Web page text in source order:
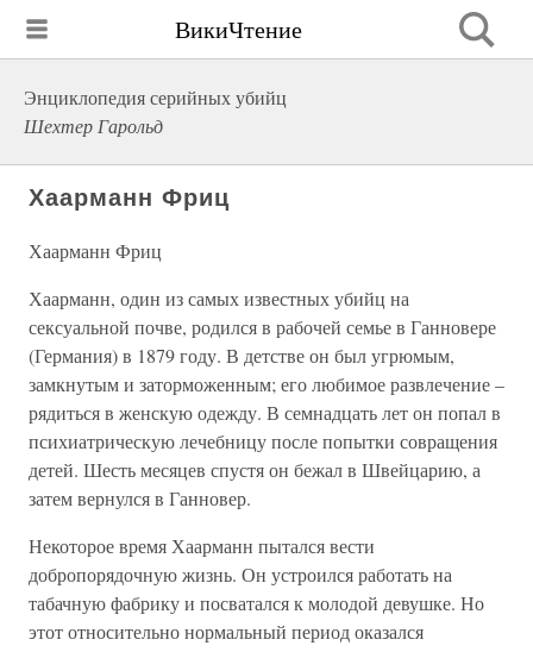
ВикиЧтение
Энциклопедия серийных убийц
Шехтер Гарольд
Хаарманн Фриц
Хаарманн Фриц
Хаарманн, один из самых известных убийц на
сексуальной почве, родился в рабочей семье в Ганновере
(Германия) в 1879 году. В детстве он был угрюмым,
замкнутым и заторможенным; его любимое развлечение –
рядиться в женскую одежду. В семнадцать лет он попал в
психиатрическую лечебницу после попытки совращения
детей. Шесть месяцев спустя он бежал в Швейцарию, а
затем вернулся в Ганновер.
Некоторое время Хаарманн пытался вести
добропорядочную жизнь. Он устроился работать на
табачную фабрику и посватался к молодой девушке. Но
этот относительно нормальный период оказался